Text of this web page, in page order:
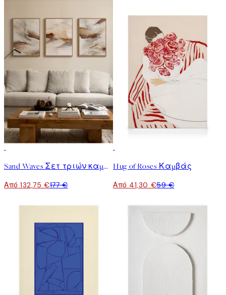
Sand Waves Σετ τριών καμβάδων
Από 132,75 €177 €
Hug of Roses Καμβάς
Από 41,30 €59 €